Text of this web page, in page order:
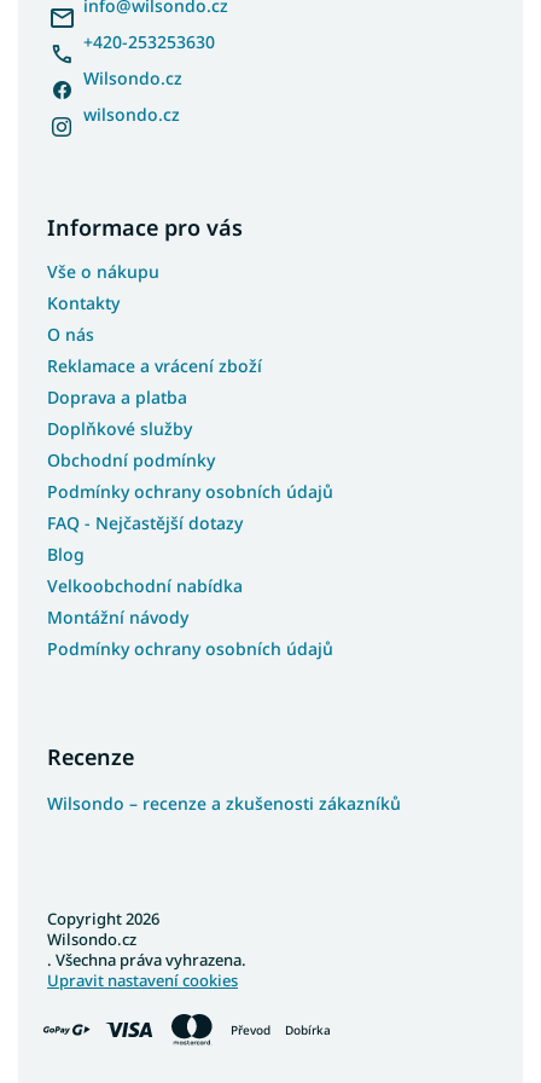
info@wilsondo.cz
+420-253253630
Wilsondo.cz
wilsondo.cz
Informace pro vás
Vše o nákupu
Kontakty
O nás
Reklamace a vrácení zboží
Doprava a platba
Doplňkové služby
Obchodní podmínky
Podmínky ochrany osobních údajů
FAQ - Nejčastější dotazy
Blog
Velkoobchodní nabídka
Montážní návody
Podmínky ochrany osobních údajů
Recenze
Wilsondo – recenze a zkušenosti zákazníků
Převod Dobírka
Copyright 2026
Wilsondo.cz
. Všechna práva vyhrazena.
Upravit nastavení cookies